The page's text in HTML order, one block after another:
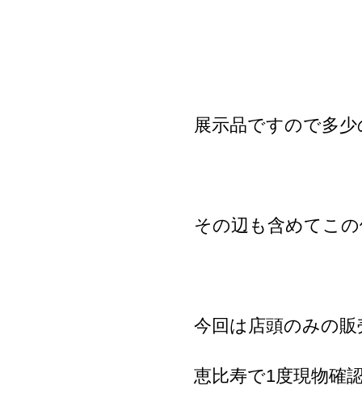
展示品ですので多
その辺も含めてこ
今回は店頭のみの
恵比寿で1度現物確